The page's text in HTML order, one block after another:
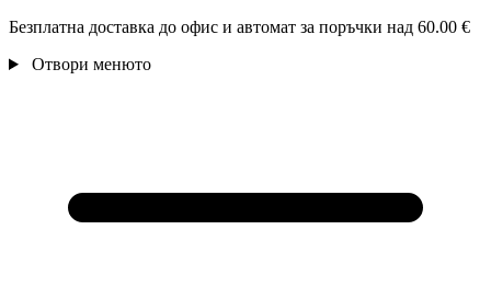
Безплатна доставка до офис и автомат за поръчки над 60.00 €
Отвори менюто